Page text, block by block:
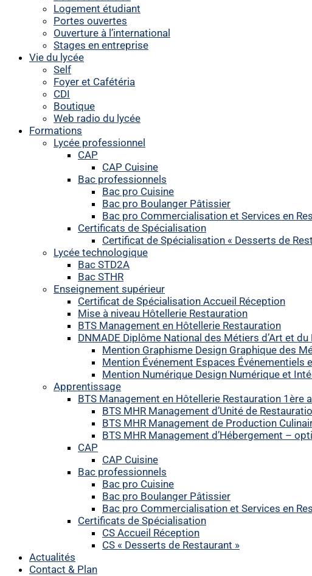
Logement étudiant
Portes ouvertes
Ouverture à l’international
Stages en entreprise
Vie du lycée
Self
Foyer et Cafétéria
CDI
Boutique
Web radio du lycée
Formations
Lycée professionnel
CAP
CAP Cuisine
Bac professionnels
Bac pro Cuisine
Bac pro Boulanger Pâtissier
Bac pro Commercialisation et Services en
Certificats de Spécialisation
Certificat de Spécialisation « Desserts de
Lycée technologique
Bac STD2A
Bac STHR
Enseignement supérieur
Certificat de Spécialisation Accueil Réception
Mise à niveau Hôtellerie Restauration
BTS Management en Hôtellerie Restauration
DNMADE Diplôme National des Métiers d’Art et du
Mention Graphisme Design Graphique des
Mention Événement Espaces Événementiels
Mention Numérique Design Numérique et
Apprentissage
BTS Management en Hôtellerie Restauration 1ère
BTS MHR Management d’Unité de
BTS MHR Management de Production
BTS MHR Management d’Hébergement –
CAP
CAP Cuisine
Bac professionnels
Bac pro Cuisine
Bac pro Boulanger Pâtissier
Bac pro Commercialisation et Services en
Certificats de Spécialisation
CS Accueil Réception
CS « Desserts de Restaurant »
Actualités
Contact & Plan